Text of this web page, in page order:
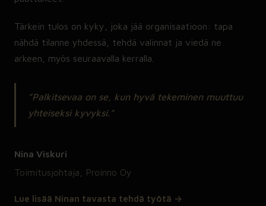
Tärkein tulos on kyky, joka jää organisaatioon: tapa
nähdä tilanne yhdessä, tehdä valinnat ja viedä ne
arkeen, myös seuraavalla kerralla.
”Palkitsevaa on se, kun hyvä tekeminen muuttuu
yhteiseksi kyvyksi.”
Nina Viskuri
Toimitusjohtaja, Proinno Oy
Lue lisää Ninan tavasta tehdä työtä →